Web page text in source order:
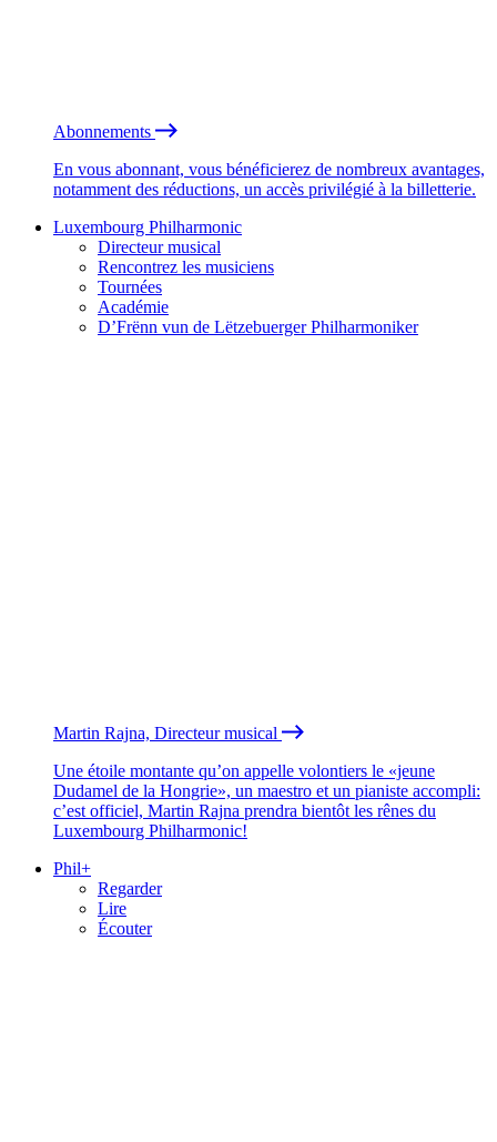
Abonnements
En vous abonnant, vous bénéficierez de nombreux avantages,
notamment des réductions, un accès privilégié à la billetterie.
Luxembourg Philharmonic
Directeur musical
Rencontrez les musiciens
Tournées
Académie
D’Frënn vun de Lëtzebuerger Philharmoniker
Martin Rajna, Directeur musical
Une étoile montante qu’on appelle volontiers le «jeune
Dudamel de la Hongrie», un maestro et un pianiste accompli:
c’est officiel, Martin Rajna prendra bientôt les rênes du
Luxembourg Philharmonic!
Phil+
Regarder
Lire
Écouter